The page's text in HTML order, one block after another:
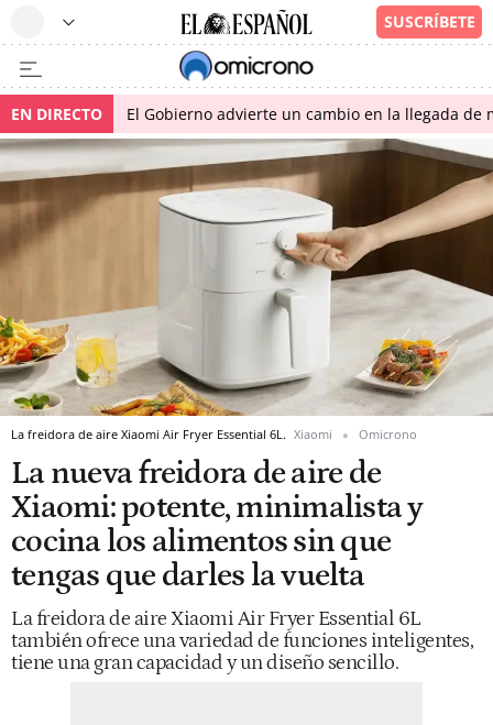
EN DIRECTO El Gobierno advierte un cambio en la llegada
La freidora de aire Xiaomi Air Fryer Essential 6L. Xiaomi Omicrono
La nueva freidora de aire de
Xiaomi: potente, minimalista y
cocina los alimentos sin que
tengas que darles la vuelta
La freidora de aire Xiaomi Air Fryer Essential 6L
también ofrece una variedad de funciones inteligentes,
tiene una gran capacidad y un diseño sencillo.